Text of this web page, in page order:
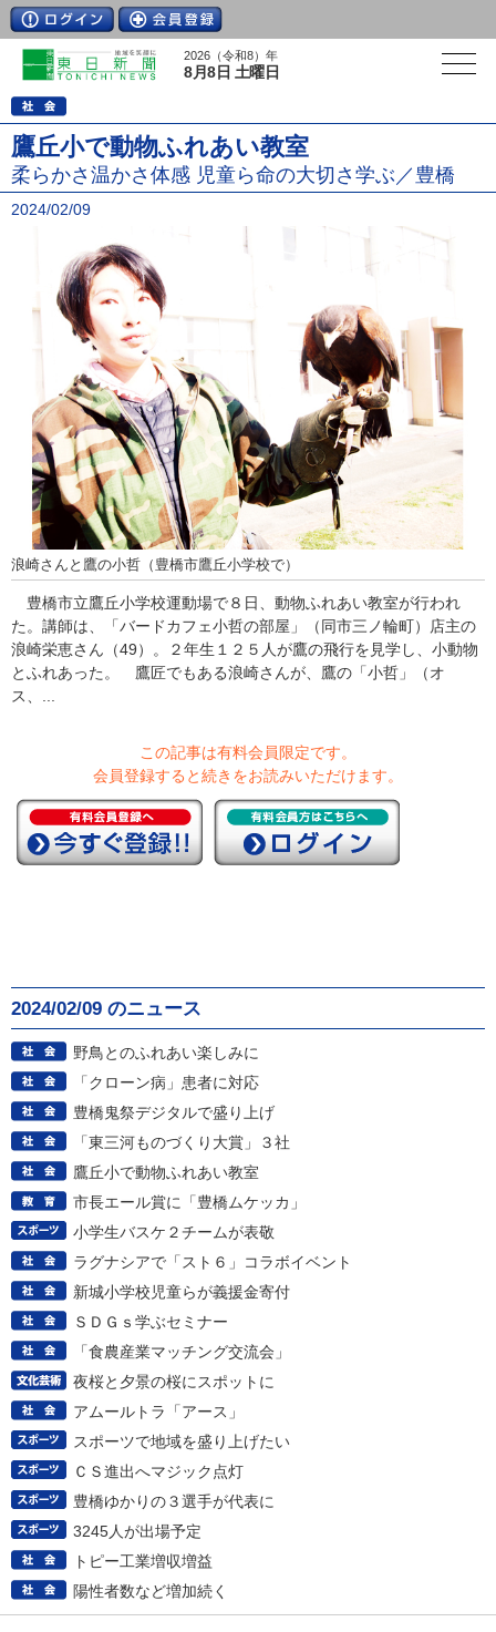
2026（令和8）年
8月8日 土曜日
鷹丘小で動物ふれあい教室
柔らかさ温かさ体感 児童ら命の大切さ学ぶ／豊橋
2024/02/09
浪崎さんと鷹の小哲（豊橋市鷹丘小学校で）
豊橋市立鷹丘小学校運動場で８日、動物ふれあい教室が行われ
た。講師は、「バードカフェ小哲の部屋」（同市三ノ輪町）店主の
浪崎栄恵さん（49）。２年生１２５人が鷹の飛行を見学し、小動物
とふれあった。 鷹匠でもある浪崎さんが、鷹の「小哲」（オ
ス、...
この記事は有料会員限定です。
会員登録すると続きをお読みいただけます。
2024/02/09 のニュース
野鳥とのふれあい楽しみに
「クローン病」患者に対応
豊橋鬼祭デジタルで盛り上げ
「東三河ものづくり大賞」３社
鷹丘小で動物ふれあい教室
市長エール賞に「豊橋ムケッカ」
小学生バスケ２チームが表敬
ラグナシアで「スト６」コラボイベント
新城小学校児童らが義援金寄付
ＳＤＧｓ学ぶセミナー
「食農産業マッチング交流会」
夜桜と夕景の桜にスポットに
アムールトラ「アース」
スポーツで地域を盛り上げたい
ＣＳ進出へマジック点灯
豊橋ゆかりの３選手が代表に
3245人が出場予定
トピー工業増収増益
陽性者数など増加続く